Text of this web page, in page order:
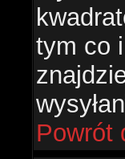
tym co
Powrót